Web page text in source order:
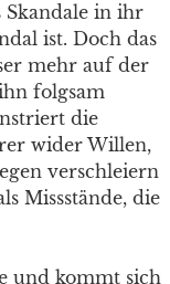
in ihr
ist. Doch das
mehr auf der
folgsam
die
wider Willen,
verschleiern
Missstände, die
und kommt sich